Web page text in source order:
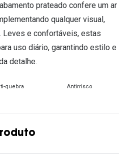
prateado confere um ar
qualquer visual,
Leves e confortáveis, estas
uso diário, garantindo estilo e
detalhe.
quebra Antirrisco